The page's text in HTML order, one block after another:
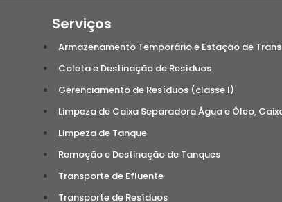
Serviços
Armazenamento Temporário e Estação de
Coleta e Destinação de Resíduos
Gerenciamento de Resíduos (classe I)
Limpeza de Caixa Separadora Água e Óleo,
Limpeza de Tanque
Remoção e Destinação de Tanques
Transporte de Efluente
Transporte de Resíduos